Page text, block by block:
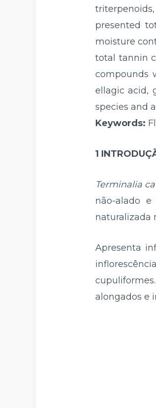
presented
moisture
total tannin
compounds
ellagic acid,
species and
Keywords:
1
Terminalia
não-alado
naturalizada
Apresenta
alongados e